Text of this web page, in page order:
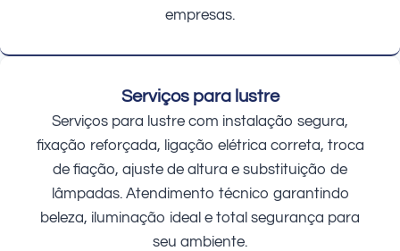
empresas.
Serviços para lustre
Serviços para lustre com instalação segura,
fixação reforçada, ligação elétrica correta, troca
de fiação, ajuste de altura e substituição de
lâmpadas. Atendimento técnico garantindo
beleza, iluminação ideal e total segurança para
seu ambiente.